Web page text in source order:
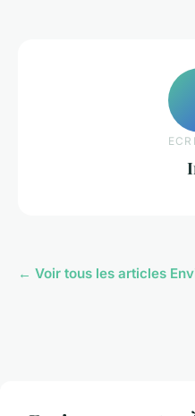
← Voir tous les articles